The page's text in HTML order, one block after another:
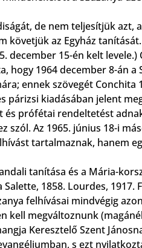
de nem teljesítjük azt,
követjük az Egyház tanítását.
december 15-én kelt levele.)
hogy 1964 december 8-án a
ennek szövegét Conchita
párizsi kiadásában jelent
és prófétai rendeltetést
szól. Az 1965. június 18-i
tartalmaznak, hanem
tanítása és a Mária-
1858. Lourdes, 1917.
felhívásai mindvégig
kell megváltoznunk
Keresztelő Szent
s ezt